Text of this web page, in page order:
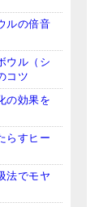
ルの倍音
ウル（シ
コツ
の効果を
らすヒー
法でモヤ